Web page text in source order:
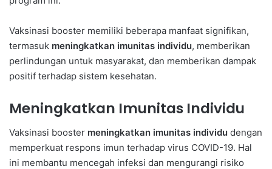
Vaksinasi booster memiliki beberapa manfaat signifikan,
termasuk meningkatkan imunitas individu, memberikan
perlindungan untuk masyarakat, dan memberikan dampak
positif terhadap sistem kesehatan.
Meningkatkan Imunitas Individu
Vaksinasi booster meningkatkan imunitas individu dengan
memperkuat respons imun terhadap virus COVID-19. Hal
ini membantu mencegah infeksi dan mengurangi risiko